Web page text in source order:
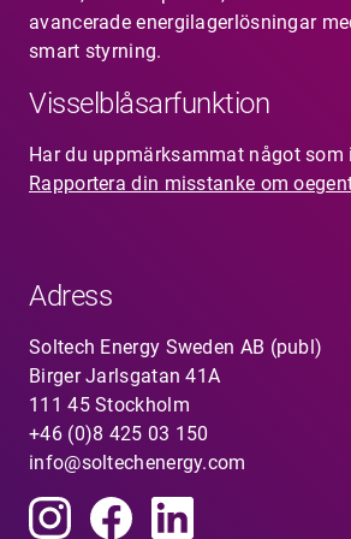
avancerade energilagerlösningar
smart styrning.
Visselblåsarfunktion
Har du uppmärksammat något som
Rapportera din misstanke om
Adress
Soltech Energy Sweden AB (publ)
Birger Jarlsgatan 41A
111 45 Stockholm
+46 (0)8 425 03 150
info@soltechenergy.com